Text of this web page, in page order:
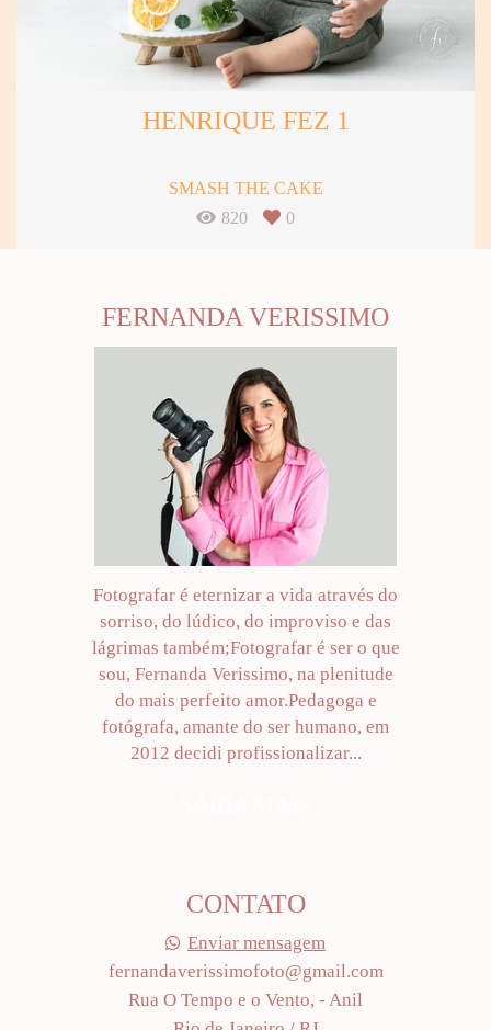
HENRIQUE FEZ 1
SMASH THE CAKE
820
0
FERNANDA VERISSIMO
Fotografar é eternizar a vida através do
sorriso, do lúdico, do improviso e das
lágrimas também;Fotografar é ser o que
sou, Fernanda Verissimo, na plenitude
do mais perfeito amor.Pedagoga e
fotógrafa, amante do ser humano, em
2012 decidi profissionalizar...
CONTATO
Enviar mensagem
fernandaverissimofoto@gmail.com
Rua O Tempo e o Vento, - Anil